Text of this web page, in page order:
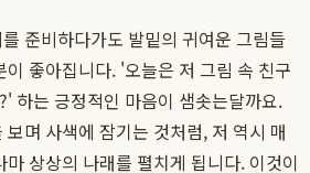
준비하다가도 발밑의 귀여운 그림들
좋아집니다. '오늘은 저 그림 속 친구
하는 긍정적인 마음이 샘솟는달까요.
며 사색에 잠기는 것처럼, 저 역시 매
상상의 나래를 펼치게 됩니다. 이것이